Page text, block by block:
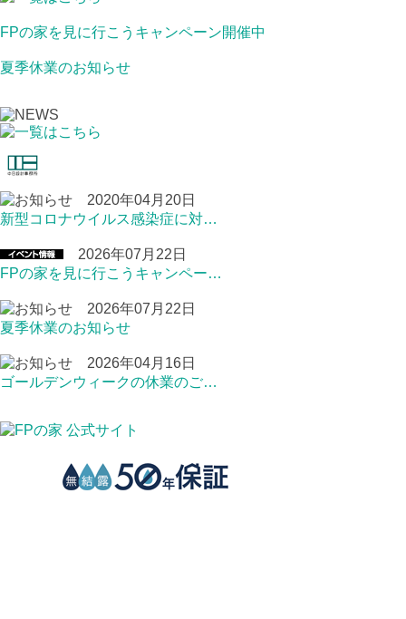
FPの家を見に行こうキャンペーン開催中
夏季休業のお知らせ
2020年04月20日
新型コロナウイルス感染症に対…
2026年07月22日
FPの家を見に行こうキャンペー…
2026年07月22日
夏季休業のお知らせ
2026年04月16日
ゴールデンウィークの休業のご…